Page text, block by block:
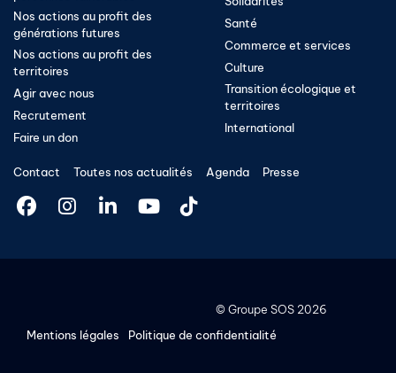
Nos actions au profit des
générations futures
Nos actions au profit des
territoires
Agir avec nous
Recrutement
Faire un don
Santé
Commerce et services
Culture
Transition écologique et
territoires​
International
Contact Toutes nos actualités Agenda Presse
© Groupe SOS 2026
Mentions légales
Politique de confidentialité